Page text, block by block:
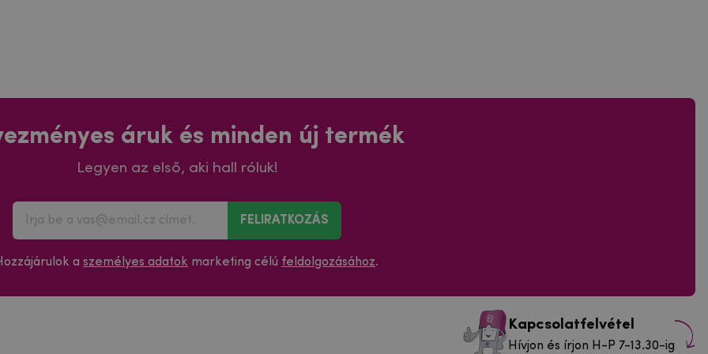
áruk és minden új termék
Legyen az első, aki hall róluk!
FELIRATKOZÁS
a személyes adatok marketing célú feldolgozásához.
Kapcsolatfelvétel
Hívjon és írjon H-P 7-13.30-ig